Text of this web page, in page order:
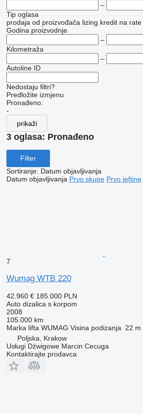
–
Tip oglasa
prodaja od proizvođača lizing kredit na rate
Godina proizvodnje
–
Kilometraža
–
Autoline ID
Nedostaju filtri?
Predložite izmjenu
Pronađeno:
-
prikaži
3 oglasa: Pronađeno
Filter
Sortiranje: Datum objavljivanja
Datum objavljivanja Prvo skupe Prvo jeftine
7
Wumag WTB 220
42.960 € 185.000 PLN
Auto dizalica s korpom
2008
105.000 km
Marka lifta WUMAG Visina podizanja 22 m
Poljska, Krakow
Usługi Dźwigowe Marcin Cecuga
Kontaktirajte prodavca